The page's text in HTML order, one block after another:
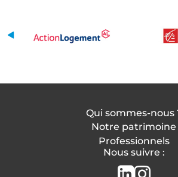
Qui sommes-nous
Notre patrimoine
Professionnels
Nous suivre :